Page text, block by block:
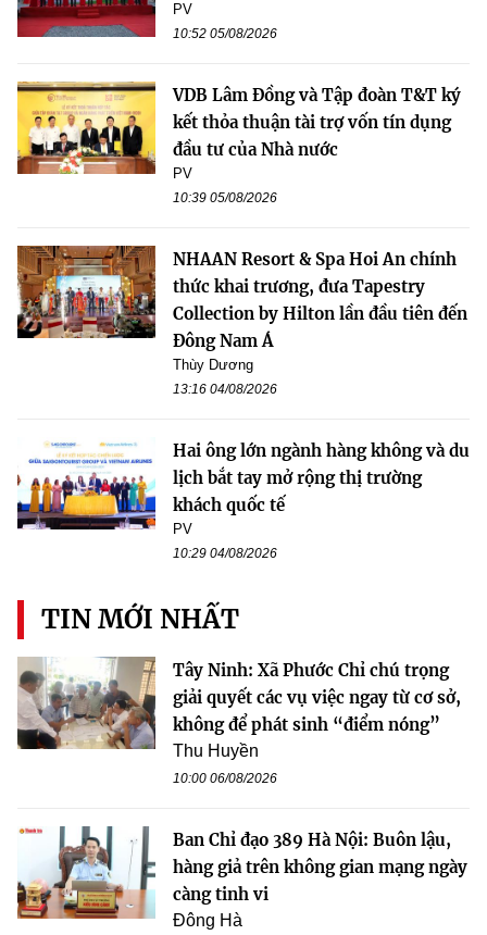
PV
10:52 05/08/2026
VDB Lâm Đồng và Tập đoàn T&T ký
kết thỏa thuận tài trợ vốn tín dụng
đầu tư của Nhà nước
PV
10:39 05/08/2026
NHAAN Resort & Spa Hoi An chính
thức khai trương, đưa Tapestry
Collection by Hilton lần đầu tiên đến
Đông Nam Á
Thùy Dương
13:16 04/08/2026
Hai ông lớn ngành hàng không và du
lịch bắt tay mở rộng thị trường
khách quốc tế
PV
10:29 04/08/2026
TIN MỚI NHẤT
Tây Ninh: Xã Phước Chỉ chú trọng
giải quyết các vụ việc ngay từ cơ sở,
không để phát sinh “điểm nóng”
Thu Huyền
10:00 06/08/2026
Ban Chỉ đạo 389 Hà Nội: Buôn lậu,
hàng giả trên không gian mạng ngày
càng tinh vi
Đông Hà